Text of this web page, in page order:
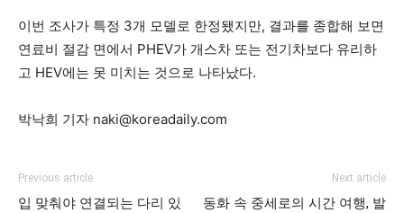
이번 조사가 특정 3개 모델로 한정됐지만, 결과를 종합해 보면
연료비 절감 면에서 PHEV가 개스차 또는 전기차보다 유리하
고 HEV에는 못 미치는 것으로 나타났다.
박낙희 기자 naki@koreadaily.com
Previous article
입 맞춰야 연결되는 다리 있
Next article
동화 속 중세로의 시간 여행, 발